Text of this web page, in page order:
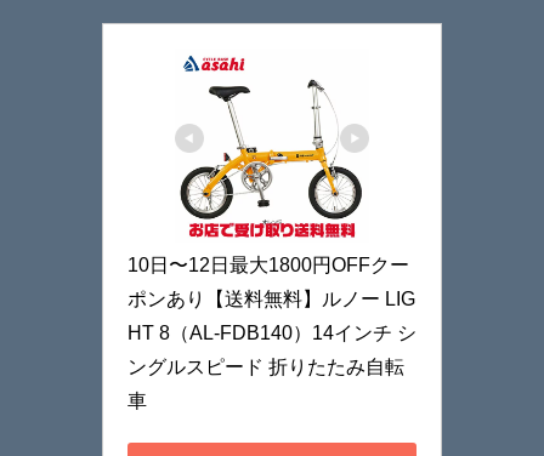
10日〜12日最大1800円OFFクー
ポンあり【送料無料】ルノー LIG
HT 8（AL-FDB140）14インチ シ
ングルスピード 折りたたみ自転
車